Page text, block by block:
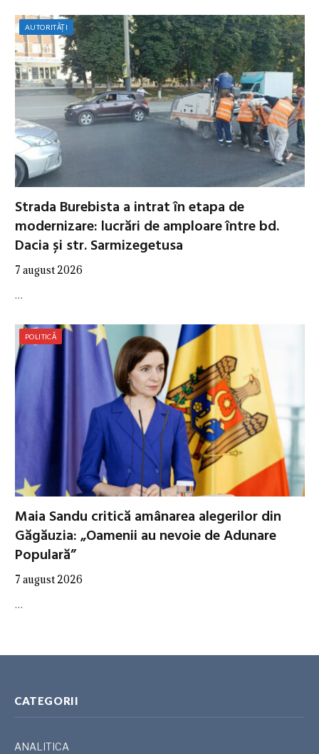
AUTORITĂȚI
Strada Burebista a intrat în etapa de
modernizare: lucrări de amploare între bd.
Dacia și str. Sarmizegetusa
7 august 2026
…
POLITICĂ
Maia Sandu critică amânarea alegerilor din
Găgăuzia: „Oamenii au nevoie de Adunare
Populară”
7 august 2026
…
CATEGORII
ANALITICA